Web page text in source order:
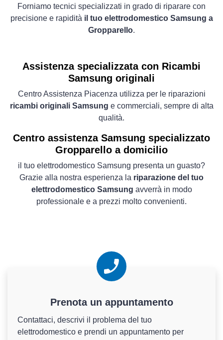
Forniamo tecnici specializzati in grado di riparare con
precisione e rapidità il tuo elettrodomestico Samsung a
Gropparello.
Assistenza specializzata con Ricambi
Samsung originali
Centro Assistenza Piacenza utilizza per le riparazioni
ricambi originali Samsung e commerciali, sempre di alta
qualità.
Centro assistenza Samsung specializzato
Gropparello a domicilio
il tuo elettrodomestico Samsung presenta un guasto?
Grazie alla nostra esperienza la riparazione del tuo
elettrodomestico Samsung avverrà in modo
professionale e a prezzi molto convenienti.
Prenota un appuntamento
Contattaci, descrivi il problema del tuo
elettrodomestico e prendi un appuntamento per